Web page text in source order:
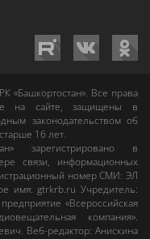
«Башкортостан». Все права
на сайте, защищены в
законодательством об
16 лет.
зарегистрировано в
связи, информационных
номер СМИ: ЭЛ
имя:gtrkrb.ru Учредитель:
«Всероссийская
компания».
. Веб-редактор:Анискина